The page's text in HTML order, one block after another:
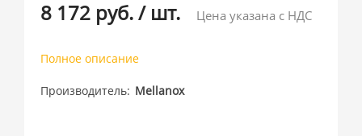
8 172 руб./ шт. Цена указана с НДС
Полное описание
Производитель Mellanox